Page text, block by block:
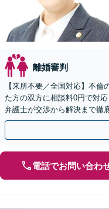
離婚審判
【来所不要／全国対応】不
た方の双方に相談料0円で対
弁護士が交渉から解決まで徹
手金の返還保証もありますの
電話でお問い合わ